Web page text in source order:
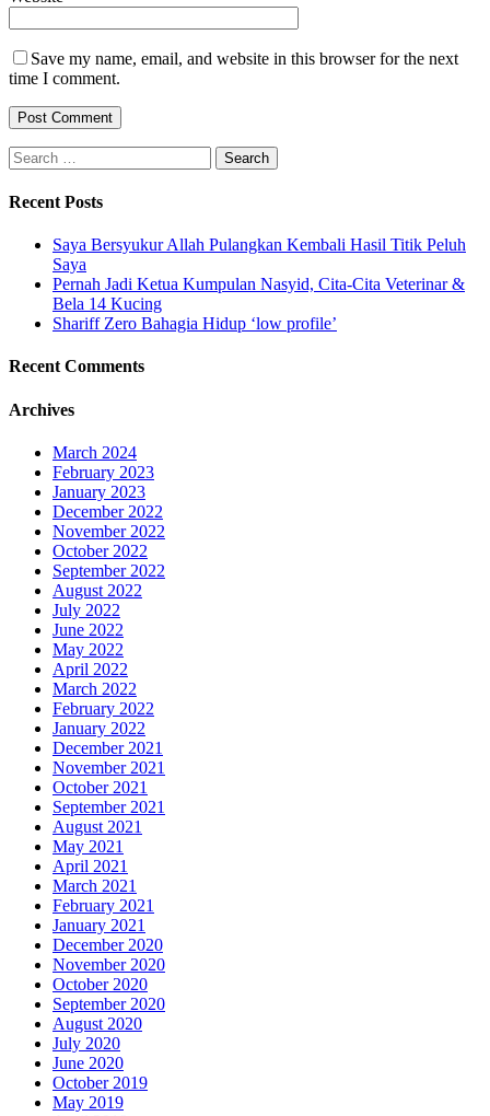
Save my name, email, and website in this browser for the next
time I comment.
Search
for:
Recent Posts
Saya Bersyukur Allah Pulangkan Kembali Hasil Titik Peluh
Saya
Pernah Jadi Ketua Kumpulan Nasyid, Cita-Cita Veterinar &
Bela 14 Kucing
Shariff Zero Bahagia Hidup ‘low profile’
Recent Comments
Archives
March 2024
February 2023
January 2023
December 2022
November 2022
October 2022
September 2022
August 2022
July 2022
June 2022
May 2022
April 2022
March 2022
February 2022
January 2022
December 2021
November 2021
October 2021
September 2021
August 2021
May 2021
April 2021
March 2021
February 2021
January 2021
December 2020
November 2020
October 2020
September 2020
August 2020
July 2020
June 2020
October 2019
May 2019